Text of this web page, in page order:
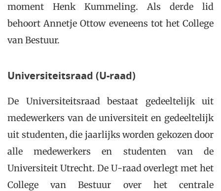
moment Henk Kummeling. Als derde lid
behoort Annetje Ottow eveneens tot het College
van Bestuur.
Universiteitsraad (U-raad)
De Universiteitsraad bestaat gedeeltelijk uit
medewerkers van de universiteit en gedeeltelijk
uit studenten, die jaarlijks worden gekozen door
alle medewerkers en studenten van de
Universiteit Utrecht. De U-raad overlegt met het
College van Bestuur over het centrale